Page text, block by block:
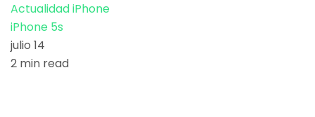
Actualidad iPhone
iPhone 5s
julio 14
2 min read